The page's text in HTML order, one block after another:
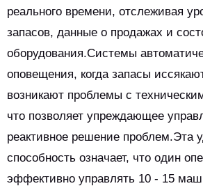
реального времени, отслеживая
запасов, данные о продажах и
оборудования.Системы
оповещения, когда запасы
возникают проблемы с
что позволяет упреждающее
реактивное решение проблем.Эта
способность означает, что один
эффективно управлять 10 - 15